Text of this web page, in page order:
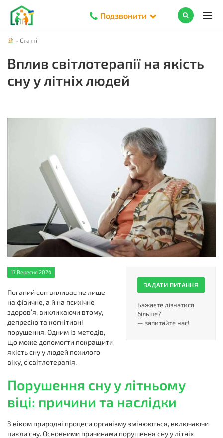
Подзвонити
- Статті
Вплив світлотерапії на якість
сну у літніх людей
ЗАДАТИ ПИТАННЯ
Бажаєте дізнатися
більше?
— запитайте нас!
17 Вересня 2024
Поганий сон впливає не лише
на фізичне, а й на психічне
здоров’я, викликаючи втому,
депресію та когнітивні
порушення. Одним із методів,
що може допомогти покращити
якість сну у людей похилого
віку, є світлотерапія.
Порушення сну у літньому
віці: причини та наслідки
З віком природні процеси організму змінюються, включаючи
цикли сну. Основними причинами порушення сну у літніх